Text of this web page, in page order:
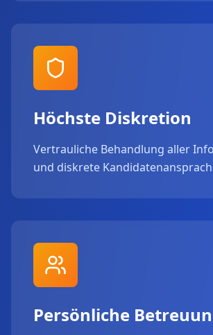
Höchste Diskretion
Vertrauliche Behandlung aller
und diskrete
Persönliche